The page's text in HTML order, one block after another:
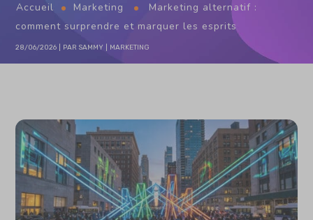
Accueil Marketing
Marketing alternatif :
comment surprendre et marquer les esprits
28/06/2026 PAR SAMMY MARKETING